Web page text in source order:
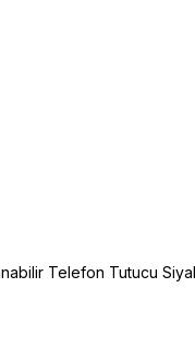
Telefon Tutucu